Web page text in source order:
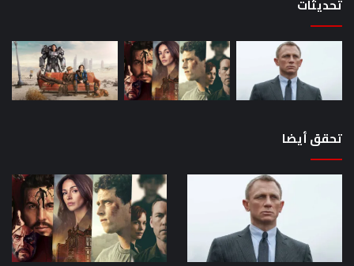
بوند
مباشرة
بعد
تحديثات
تحقق أيضا